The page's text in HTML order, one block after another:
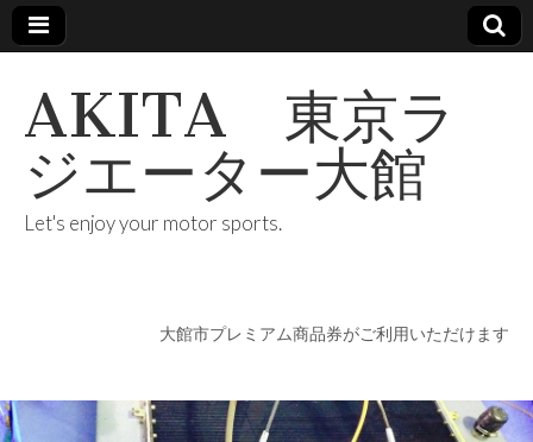
AKITA 東京ラ
ジエーター大館
Let's enjoy your motor sports.
大館市プレミアム商品券がご利用いただけます